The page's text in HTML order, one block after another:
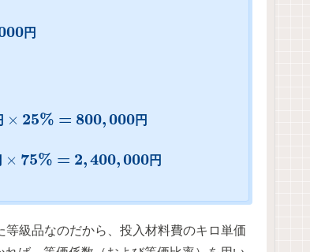
円
× 25% = 800,000円
× 75% = 2,400,000円
級品なのだから、投入材料費のキロ単価